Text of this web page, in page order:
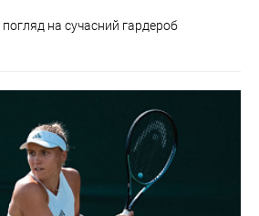
на сучасний гардероб